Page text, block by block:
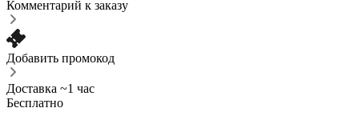
Комментарий к заказу
Добавить промокод
Доставка ~1 час
Бесплатно